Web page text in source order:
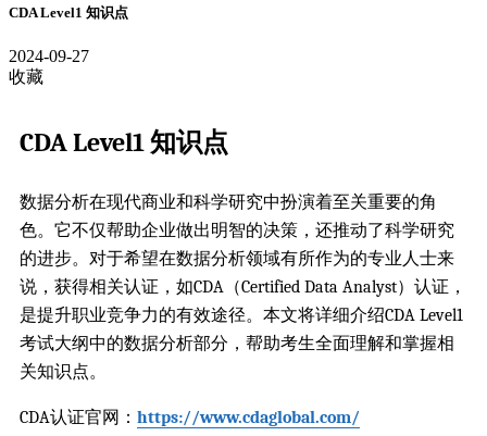
CDA Level1 知识点
2024-09-27
收藏
CDA Level1 知识点
数据分析在现代商业和科学研究中扮演着至关重要的角
色。它不仅帮助企业做出明智的决策，还推动了科学研究
的进步。对于希望在数据分析领域有所作为的专业人士来
说，获得相关认证，如CDA（Certified Data Analyst）认证，
是提升职业竞争力的有效途径。本文将详细介绍CDA Level1
考试大纲中的数据分析部分，帮助考生全面理解和掌握相
关知识点。
CDA认证官网： https://www.cdaglobal.com/